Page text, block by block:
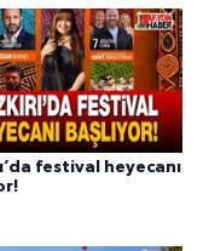
festival heyecanı